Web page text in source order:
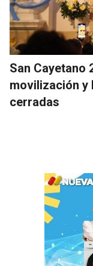
San Cayetano
movilización y
cerradas